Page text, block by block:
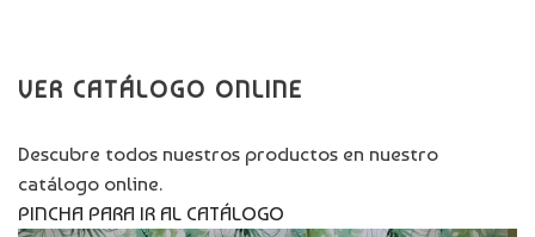
VER CATÁLOGO ONLINE
Descubre todos nuestros productos en nuestro
catálogo online.
PINCHA PARA IR AL CATÁLOGO